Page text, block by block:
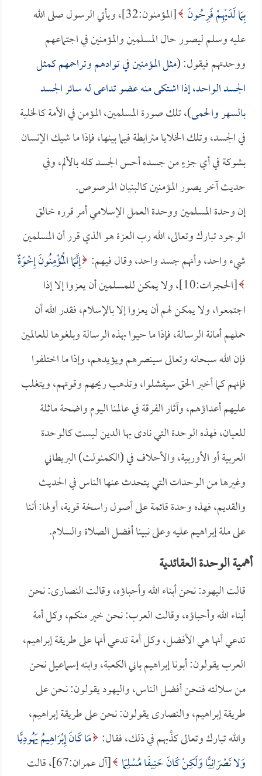
بِمَا لَدَيْهِمْ فَرِحُونَ
[المؤمنون:32]، ويأتي الرسول صلى الله
عليه وسلم ليصور حال المسلمين والمؤمنين في اجتماعهم
ووحدتهم فيقول: (مثل المؤمنين في توادهم وتراحمهم كمثل
الجسد الواحد، إذا اشتكى منه عضو تداعى له سائر الجسد
بالسهر والحمى)، تلك صورة المسلمين، المؤمن في الأمة كالخلية
في الجسد، وتلك الخلايا مترابطة فيما بينها، فإذا ما شيك الإنسان
بشوكة في أي جزءٍ من جسده أحس الجسد كله بالألم، وفي
حديث آخر يصور المؤمنين كالبنيان المرصوص.
إن وحدة المسلمين ووحدة العمل الإسلامي أمر قرره خالق
الوجود تبارك وتعالى، الله رب العزة هو الذي قرر أن المسلمين
شيء واحد، وأنهم جسد واحد، وقال فيهم: إِنَّمَا الْمُؤْمِنُونَ إِخْوَةٌ
[الحجرات:10]، ولا يمكن للمسلمين أن يعزوا إلا إذا
اجتمعوا، ولا يمكن لهم أن يعزوا إلا بالإسلام، فقدر الله أن
حملهم أمانة الرسالة، فإذا ما حيوا بهذه الرسالة وبلغوها للعالمين
فإن الله سبحانه وتعالى سينصرهم ويؤيدهم، وإذا ما اختلفوا
فإنهم كما أخبر الحق سيفشلوا، وتذهب ريحهم وقوتهم، ويتغلب
عليهم أعداؤهم، وآثار الفرقة في عالمنا اليوم واضحة ماثلة
للعيان، فهذه الوحدة التي نادى بها الدين ليست كالوحدة
العربية أو الأوربية، والأحلاف في (الكمنولث) البريطاني
وغيرها من الوحدات التي يتحدث عنها الناس في الحديث
والقديم، فهذه وحدة قائمة على أصول راسخة قوية، أولها: أننا
على ملة إبراهيم عليه وعلى نبينا أفضل الصلاة والسلام.
أهمية الوحدة العقائدية
قالت اليهود: نحن أبناء الله وأحباؤه، وقالت النصارى: نحن
أبناء الله وأحباؤه، وقالت العرب: نحن خير منكم، وكل أمة
تدعي أنها هي الأفضل، وكل أمة تدعي أنها على طريقة إبراهيم،
العرب يقولون: أبونا إبراهيم باني الكعبة، وابنه إسماعيل نحن
من سلالته فنحن أفضل الناس، واليهود يقولون: نحن على
طريقة إبراهيم، والنصارى يقولون: نحن على طريقة إبراهيم،
والله تبارك وتعالى كذَّبهم في ذلك، فقال: مَا كَانَ إِبْرَاهِيمُ يَهُودِيًّا
وَلا نَصْرَانِيًّا وَلَكِنْ كَانَ حَنِيفًا مُسْلِمًا
[آل عمران:67]، قالت